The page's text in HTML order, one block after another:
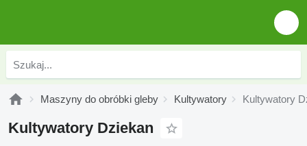
Maszyny do obróbki gleby Kultywatory Kultywatory
Kultywatory Dziekan